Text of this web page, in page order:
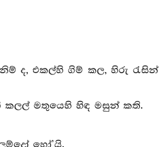
ද, එකල්හි ගිම් කල, හිරු රැසින්
කලල් මතුයෙහි හිඳ මසුන් කති.